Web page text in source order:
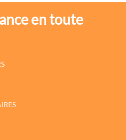
en toute